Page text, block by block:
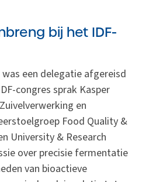
bij het IDF-
een delegatie afgereisd
congres sprak Kasper
en
Food Quality &
University & Research
over precisie fermentatie
van bioactieve